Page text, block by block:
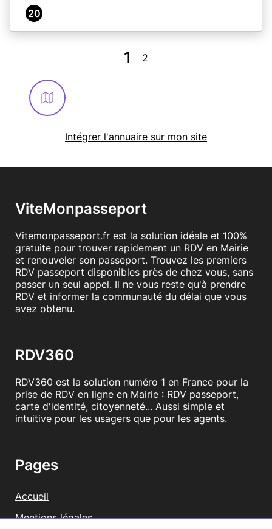
20
1 2
Intégrer l'annuaire sur mon site
ViteMonpasseport
Vitemonpasseport.fr est la solution idéale et 100%
gratuite pour trouver rapidement un RDV en Mairie
et renouveler son passeport. Trouvez les premiers
RDV passeport disponibles près de chez vous, sans
passer un seul appel. Il ne vous reste qu'à prendre
RDV et informer la communauté du délai que vous
avez obtenu.
RDV360
RDV360 est la solution numéro 1 en France pour la
prise de RDV en ligne en Mairie : RDV passeport,
carte d'identité, citoyenneté... Aussi simple et
intuitive pour les usagers que pour les agents.
Pages
Accueil
Mentions légales